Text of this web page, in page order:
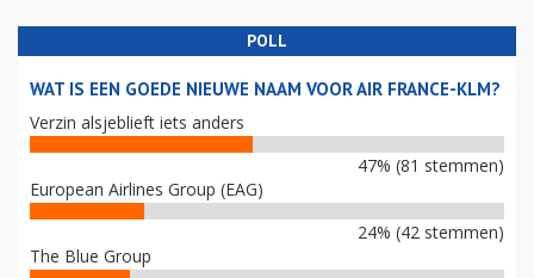
POLL
WAT IS EEN GOEDE NIEUWE NAAM VOOR AIR FRANCE-KLM?
Verzin alsjeblieft iets anders
47% (81 stemmen)
European Airlines Group (EAG)
24% (42 stemmen)
The Blue Group